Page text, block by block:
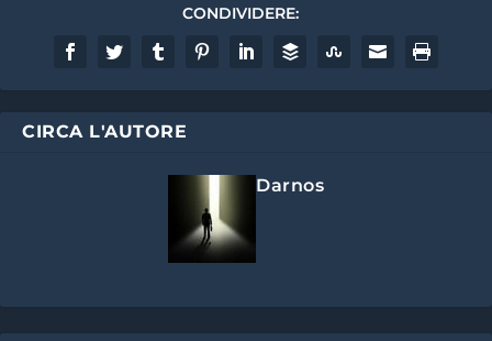
CONDIVIDERE:
CIRCA L'AUTORE
Darnos